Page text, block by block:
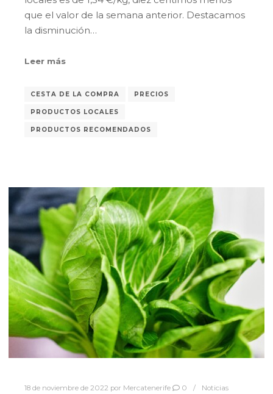
que el valor de la semana anterior. Destacamos
la disminución…
Leer más
CESTA DE LA COMPRA PRECIOS
PRODUCTOS LOCALES
PRODUCTOS RECOMENDADOS
18 de noviembre de 2022 por Mercatenerife 0 Noticias